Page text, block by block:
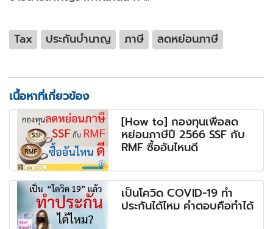
Tax ประกันบำนาญ ภาษี ลดหย่อนภาษี
เนื้อหาที่เกี่ยวข้อง
[How to] กองทุนเพื่อลด
หย่อนภาษีปี 2566 SSF กับ
RMF ซื้ออันไหนดี
เป็นโควิด COVID-19 ทำ
ประกันได้ไหม คำตอบคือทำได้